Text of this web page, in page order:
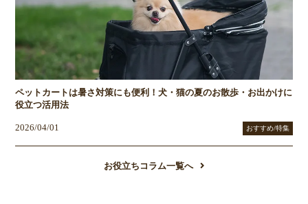
ペットカートは暑さ対策にも便利！犬・猫の夏のお散歩・お出かけに
役立つ活用法
2026/04/01 おすすめ/特集
お役立ちコラム一覧へ